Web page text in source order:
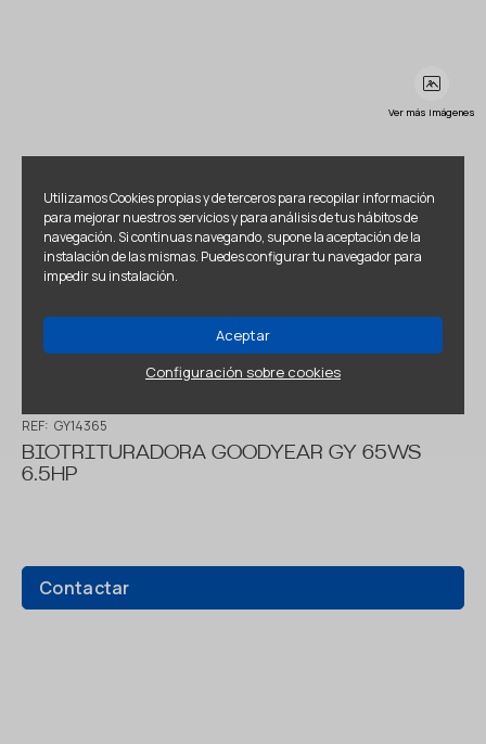
Utilizamos Cookies propias y de terceros para recopilar información
para mejorar nuestros servicios y para análisis de tus hábitos de
navegación. Si continuas navegando, supone la aceptación de la
instalación de las mismas. Puedes configurar tu navegador para
impedir su instalación.
Aceptar
Configuración sobre cookies
REF: GY14365
BIOTRITURADORA GOODYEAR GY 65WS
6.5HP
Contactar
Ver más imágenes